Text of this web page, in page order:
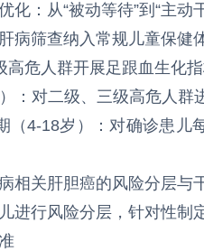
化：从“被动等待”到“主动
病筛查纳入常规儿童保健
高危人群开展足跟血生化
：对二级、三级高危人群
（4-18岁）：对确诊患儿
相关肝胆癌的风险分层与
进行风险分层，针对性制